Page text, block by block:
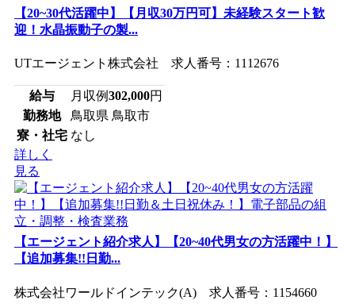
【20~30代活躍中】【月収30万円可】未経験スタート歓
迎！水晶振動子の製...
UTエージェント株式会社 求人番号：1112676
給与 月収例302,000円
勤務地
鳥取県 鳥取市
寮・社宅 なし
詳しく
見る
【エージェント紹介求人】【20~40代男女の方活躍中！】
【追加募集!!日勤...
株式会社ワールドインテック(A) 求人番号：1154660